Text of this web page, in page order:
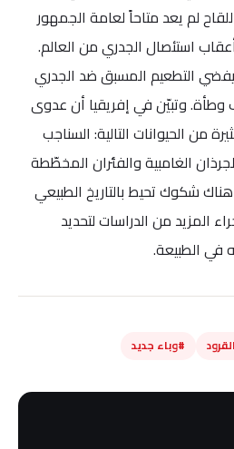
لم يعد متاحاً لعامة الجمهور
استئصال الجدري من العالم.
التطعيم المسبق ضد الجدري
وتبيّن في إفريقيا أن عدوى
من الحيوانات التالية: السناجب
الغامبية والفئران المخطّطة
شكوك تحيط بالتاريخ الطبيعي
المزيد من الدراسات لتحديد
في الطبيعة.
#وباء جديد